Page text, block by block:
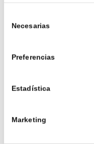
Necesarias
Preferencias
Estadística
Marketing
3.